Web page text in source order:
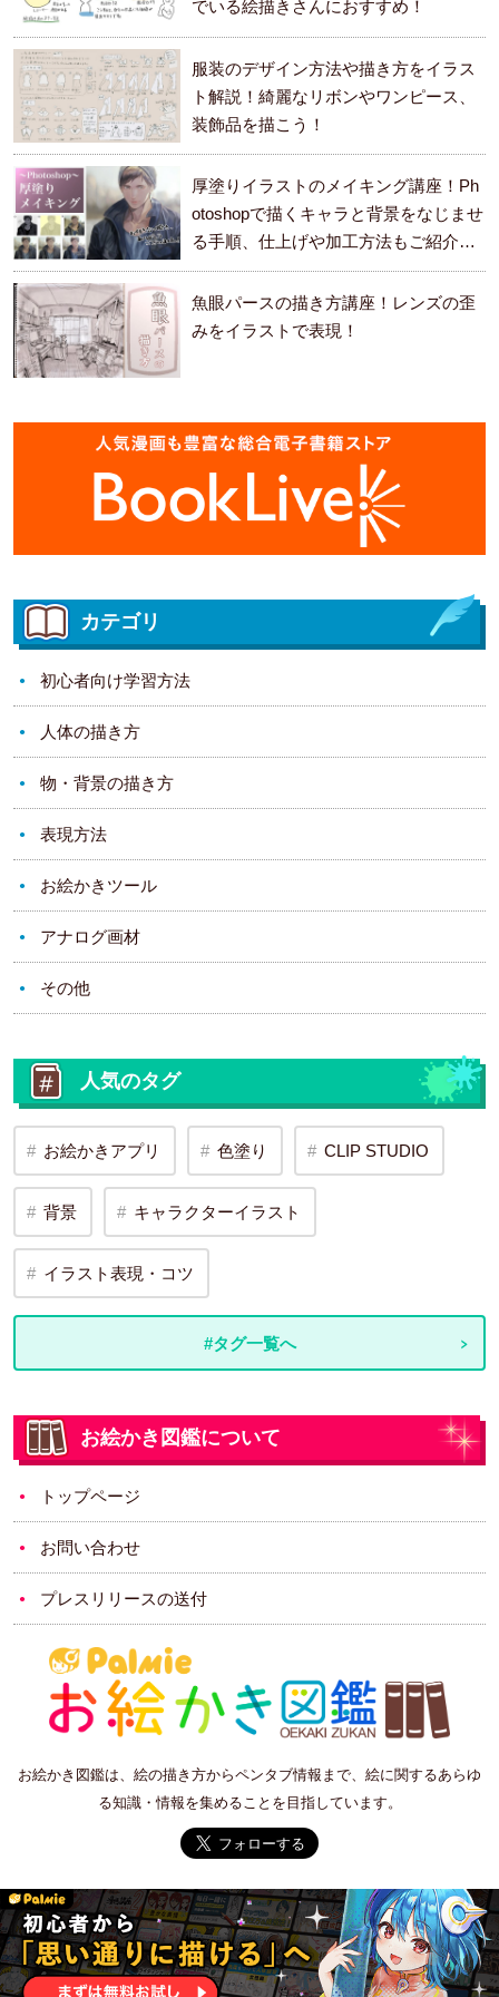
でいる絵描きさんにおすすめ！
服装のデザイン方法や描き方をイラス
ト解説！綺麗なリボンやワンピース、
装飾品を描こう！
厚塗りイラストのメイキング講座！Ph
otoshopで描くキャラと背景をなじませ
る手順、仕上げや加工方法もご紹介し
ます。
魚眼パースの描き方講座！レンズの歪
みをイラストで表現！
カテゴリ
初心者向け学習方法
人体の描き方
物・背景の描き方
表現方法
お絵かきツール
アナログ画材
その他
人気のタグ
お絵かきアプリ 色塗り CLIP STUDIO
背景 キャラクターイラスト
イラスト表現・コツ
#タグ一覧へ
お絵かき図鑑について
トップページ
お問い合わせ
プレスリリースの送付
お絵かき図鑑は、絵の描き方からペンタブ情報まで、絵に関するあらゆ
る知識・情報を集めることを目指しています。